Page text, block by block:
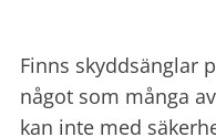
Finns skyddsänglar
något som många
kan inte med